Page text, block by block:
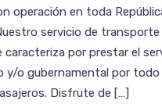
operación en toda
servicio de transporte
caracteriza por prestar el
y/o gubernamental por todo
Disfrute de […]